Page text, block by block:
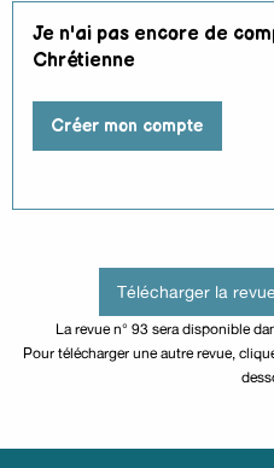
Je n'ai pas encore de
Chrétienne
Créer mon compte
Télécharger la
La revue n° 93 sera disponible
Pour télécharger une autre revue,